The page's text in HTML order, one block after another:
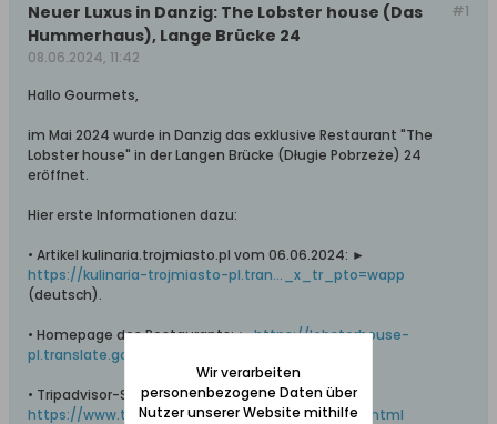
#1
Neuer Luxus in Danzig: The Lobster house (Das
Hummerhaus), Lange Brücke 24
08.06.2024, 11:42
Hallo Gourmets,
im Mai 2024 wurde in Danzig das exklusive Restaurant "The
Lobster house" in der Langen Brücke (Długie Pobrzeże) 24
eröffnet.
Hier erste Informationen dazu:
• Artikel kulinaria.trojmiasto.pl vom 06.06.2024: ►
https://kulinaria-trojmiasto-pl.tran..._x_tr_pto=wapp
(deutsch).
• Homepage des Restaurants: ►https://lobsterhouse-
pl.translate.go..._x_tr_pto=wapp
• Tripadvisor-Seite: ►
https://www.tripadvisor.in/Restauran...rn_Poland.html
Wir verarbeiten
personenbezogene Daten über
Nutzer unserer Website mithilfe